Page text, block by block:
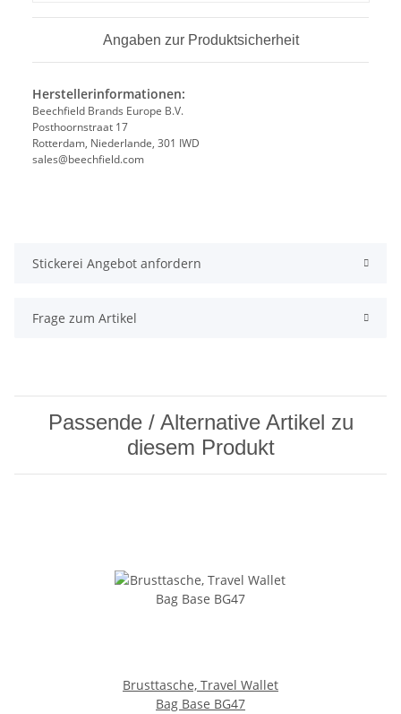
Angaben zur Produktsicherheit
Herstellerinformationen:
Beechfield Brands Europe B.V.
Posthoornstraat 17
Rotterdam, Niederlande, 301 IWD
sales@beechfield.com
Stickerei Angebot anfordern
Frage zum Artikel
Passende / Alternative Artikel zu
diesem Produkt
Brusttasche, Travel Wallet
Bag Base BG47